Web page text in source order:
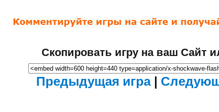
Скопировать игру на ваш Сайт
Предыдущая игра|